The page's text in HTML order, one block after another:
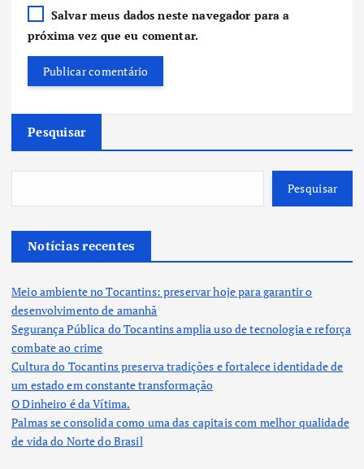
Salvar meus dados neste navegador para a
próxima vez que eu comentar.
Pesquisar
Pesquisar
Notícias recentes
Meio ambiente no Tocantins: preservar hoje para garantir o
desenvolvimento de amanhã
Segurança Pública do Tocantins amplia uso de tecnologia e reforça
combate ao crime
Cultura do Tocantins preserva tradições e fortalece identidade de
um estado em constante transformação
O Dinheiro é da Vítima.
Palmas se consolida como uma das capitais com melhor qualidade
de vida do Norte do Brasil